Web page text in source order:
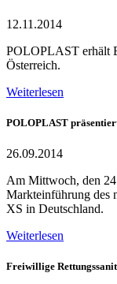
12.11.2014
POLOPLAST erhält
Österreich.
Weiterlesen
POLOPLAST
26.09.2014
Am Mittwoch, den
Markteinführung des
XS in Deutschland.
Weiterlesen
Freiwillige